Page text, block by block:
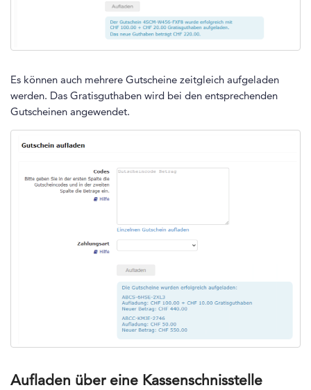
Es können auch mehrere Gutscheine zeitgleich aufgeladen
werden. Das Gratisguthaben wird bei den entsprechenden
Gutscheinen angewendet.
Aufladen über eine Kassenschnisstelle